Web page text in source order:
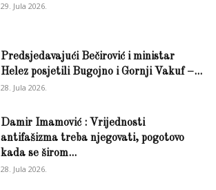
29. Jula 2026.
Predsjedavajući Bečirović i ministar
Helez posjetili Bugojno i Gornji Vakuf –...
28. Jula 2026.
Damir Imamović : Vrijednosti
antifašizma treba njegovati, pogotovo
kada se širom...
28. Jula 2026.